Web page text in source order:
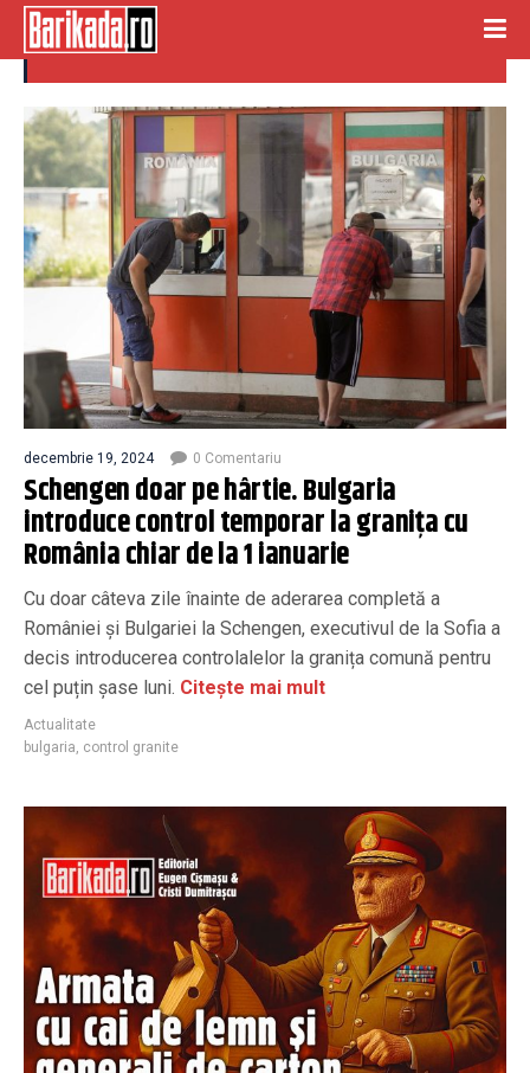
control granite
decembrie 19, 2024 0 Comentariu
Schengen doar pe hârtie. Bulgaria
introduce control temporar la granița cu
România chiar de la 1 ianuarie
Cu doar câteva zile înainte de aderarea completă a
României și Bulgariei la Schengen, executivul de la Sofia a
decis introducerea controlalelor la granița comună pentru
cel puțin șase luni. Citește mai mult
Actualitate
bulgaria, control granite